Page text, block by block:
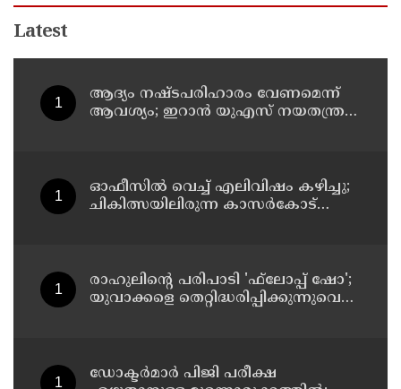
Latest
ആദ്യം നഷ്ടപരിഹാരം വേണമെന്ന്
ആവശ്യം; ഇറാന്‍ യുഎസ് നയതന്ത്ര
ഓഫീസില്‍ വെച്ച് എലിവിഷം കഴിച്ചു;
ചികിത്സയിലിരുന്ന കാസര്‍കോട്
രാഹുലിന്റെ പരിപാടി 'ഫ്‌ലോപ്പ് ഷോ';
യുവാക്കളെ തെറ്റിദ്ധരിപ്പിക്കുന്നുവെന്ന്
ഡോക്ടര്‍മാര്‍ പിജി പരീക്ഷ